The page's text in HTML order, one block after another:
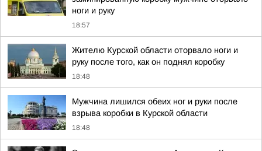
ноги и руку
18:57
Жителю Курской области оторвало ноги и
руку после того, как он поднял коробку
18:48
Мужчина лишился обеих ног и руки после
взрыва коробки в Курской области
18:48